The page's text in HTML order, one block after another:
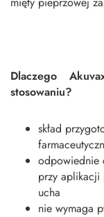
Dlaczego
stosowaniu?
skład
odpowiednie
przy aplikacji
ucha
nie wymaga